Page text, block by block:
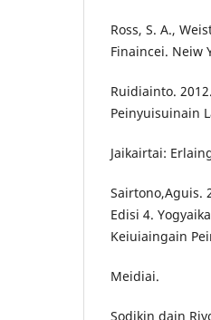
Ross, S. A.,
Finaincei. Neiw
Ruidiainto.
Peinyuisuinain
Jaikairtai:
Sairtono,Aguis.
Edisi 4.
Keiuiaingain
Meidiai.
Sodikin dain